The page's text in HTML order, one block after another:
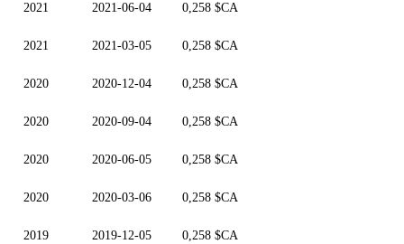
2021 2021-06-04 0,258 $CA
2021 2021-03-05 0,258 $CA
2020 2020-12-04 0,258 $CA
2020 2020-09-04 0,258 $CA
2020 2020-06-05 0,258 $CA
2020 2020-03-06 0,258 $CA
2019 2019-12-05 0,258 $CA